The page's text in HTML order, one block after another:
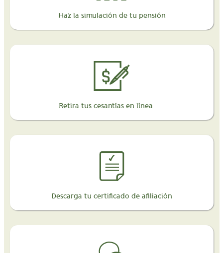
Haz la simulación de tu pensión
Retira tus cesantías en línea
Descarga tu certificado de afiliación